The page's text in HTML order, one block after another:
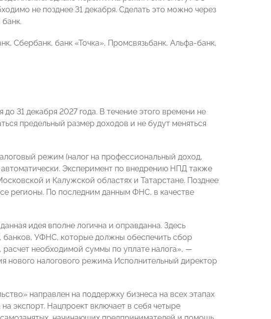
не позднее 31 декабря. Сделать это можно через
Сбербанк, банк «Точка», Промсвязьбанк, Альфа-банк,
31 декабря 2027 года. В течение этого времени не
предельный размер доходов и не будут меняться
режим (налог на профессиональный доход,
Эксперимент по внедрению НПД также
и Калужской областях и Татарстане. Позднее
регионы. По последним данным ФНС, в качестве
идея вполне логична и оправданна. Здесь
банков, УФНС, которые должны обеспечить сбор
необходимой суммы по уплате налога», —
нового налогового режима Исполнительный директор
направлен на поддержку бизнеса на всех этапах
экспорт. Нацпроект включает в себя четыре